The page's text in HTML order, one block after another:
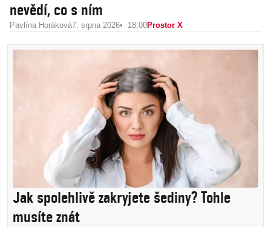
nevědí, co s ním
Pavlína Horáková7. srpna 2026 18:00Prostor X
Jak spolehlivě zakryjete šediny? Tohle
musíte znát